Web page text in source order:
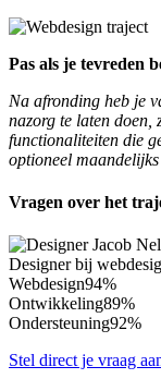
Pas als je tevreden
Na afronding heb je
nazorg te laten doen,
functionaliteiten die
optioneel
Vragen over het
Designer bij
Webdesign94%
Ontwikkeling89%
Ondersteuning92%
Stel direct je vraag